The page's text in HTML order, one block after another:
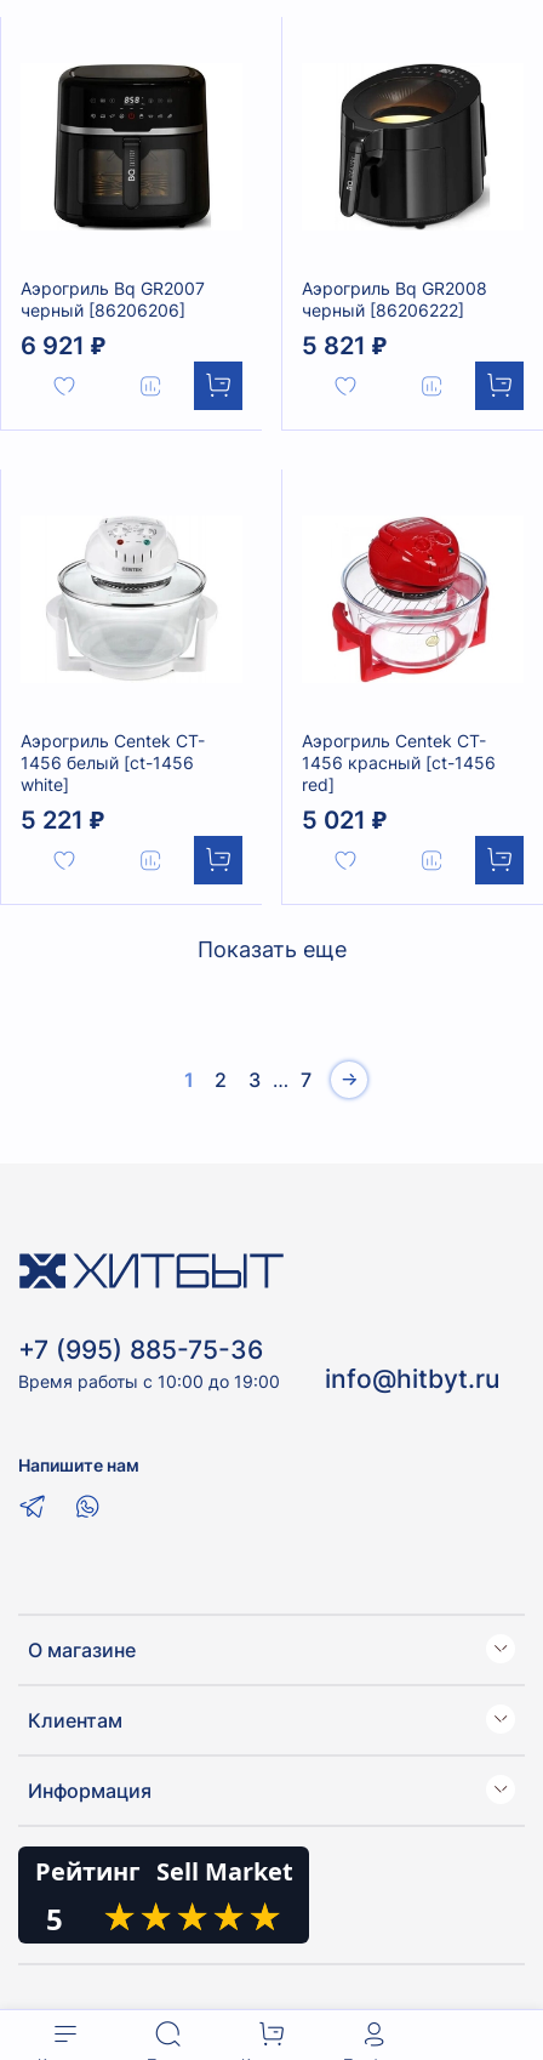
Аэрогриль Bq GR2007
черный [86206206]
6 921 ₽
Аэрогриль Bq GR2008
черный [86206222]
5 821 ₽
Аэрогриль Centek CT-
1456 белый [ct-1456
white]
5 221 ₽
Аэрогриль Centek CT-
1456 красный [ct-1456
red]
5 021 ₽
Показать еще
1 2 3 … 7
О магазине
Клиентам
Информация
Рейтинг Sell Market
5 ★
★★
★★
★★
★★
★
+7 (995) 885-75-36
Время работы с 10:00 до 19:00 info@hitbyt.ru
Напишите нам